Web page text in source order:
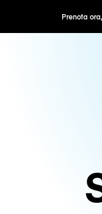
Prenota ora, paga dopo